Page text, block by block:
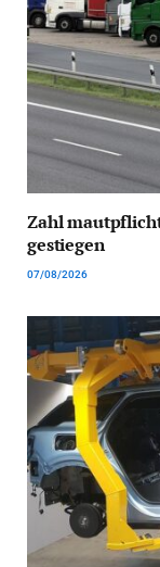
Zahl
gestiegen
07/08/2026